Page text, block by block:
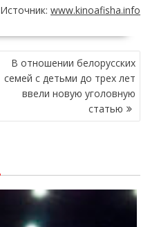
Источник:www.kinoafisha.info
В отношении белорусских
семей с детьми до трех лет
ввели новую уголовную
статью